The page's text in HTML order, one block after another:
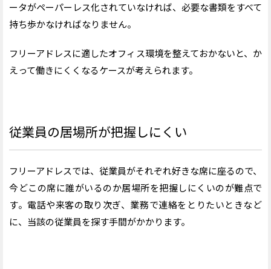
ータがペーパーレス化されていなければ、必要な書類をすべて
持ち歩かなければなりません。
フリーアドレスに適したオフィス環境を整えておかないと、か
えって働きにくくなるケースが考えられます。
従業員の居場所が把握しにくい
フリーアドレスでは、従業員がそれぞれ好きな席に座るので、
今どこの席に誰がいるのか居場所を把握しにくいのが難点で
す。電話や来客の取り次ぎ、業務で連絡をとりたいときなど
に、当該の従業員を探す手間がかかります。